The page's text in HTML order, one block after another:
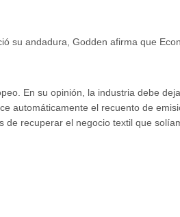
su andadura, Godden afirma que
En su opinión, la industria debe
automáticamente el recuento de
de recuperar el negocio textil que